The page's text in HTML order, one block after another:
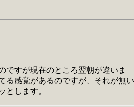
ですが現在のところ翌朝が違いま
る感覚があるのですが、それが無い
とします。